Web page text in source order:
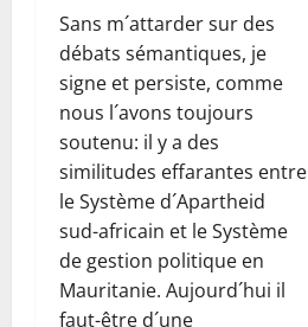
Sans m´attarder sur des
débats sémantiques, je
signe et persiste, comme
nous l´avons toujours
soutenu: il y a des
similitudes effarantes entre
le Système d´Apartheid
sud-africain et le Système
de gestion politique en
Mauritanie. Aujourd´hui il
faut-être d´une